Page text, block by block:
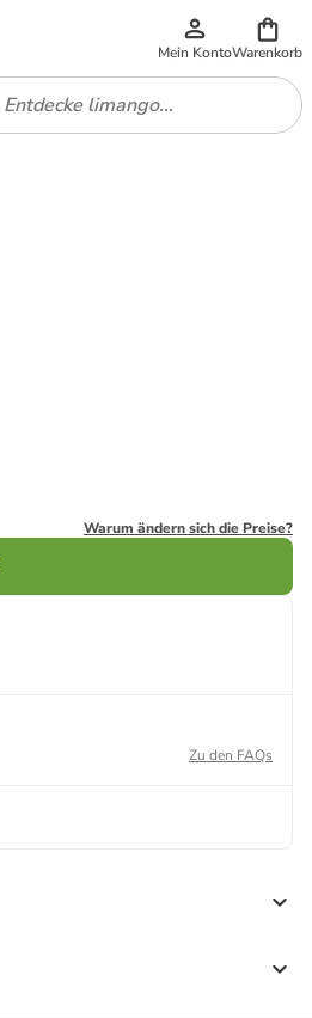
Mein KontoWarenkorb
Warum ändern sich die Preise?
Zu den FAQs